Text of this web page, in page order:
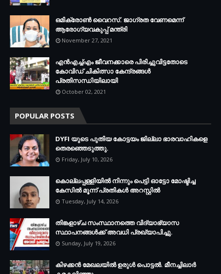
ഒമിക്രോണ്‍ വൈറസ്. ജാഗ്രത വേണമെന്ന്
ആരോഗ്യവകുപ്പ് മന്ത്രി
November 27, 2021
എന്‍എച്ച്എം ജീവനക്കാരെ പിരിച്ചുവിട്ടതോടെ
കോവിഡ് ചികിത്സാ കേന്ദ്രങ്ങള്‍
പ്രതിസന്ധിയിലായി
October 02, 2021
POPULAR POSTS
DYFI യുടെ പുതിയ കോട്ടയം ജില്ലാ ഭാരവാഹികളെ
തെരഞ്ഞെടുത്തു.
Friday, July 10, 2026
കൊല്ലപ്പള്ളിയില്‍ നിന്നും പെട്ടി ഓട്ടോ മോഷ്ടിച്ച
കേസില്‍ മൂന്ന് പ്രതികള്‍ അറസ്റ്റില്‍
Tuesday, July 14, 2026
തിങ്കളാഴ്ച സംസ്ഥാനത്തെ വിദ്യാഭ്യാസ
സ്ഥാപനങ്ങള്‍ക്ക് അവധി പ്രഖ്യാപിച്ചു.
Sunday, July 19, 2026
കിഴക്കന്‍ മേഖലയില്‍ ഉരുള്‍ പൊട്ടല്‍. മീനച്ചിലാര്‍